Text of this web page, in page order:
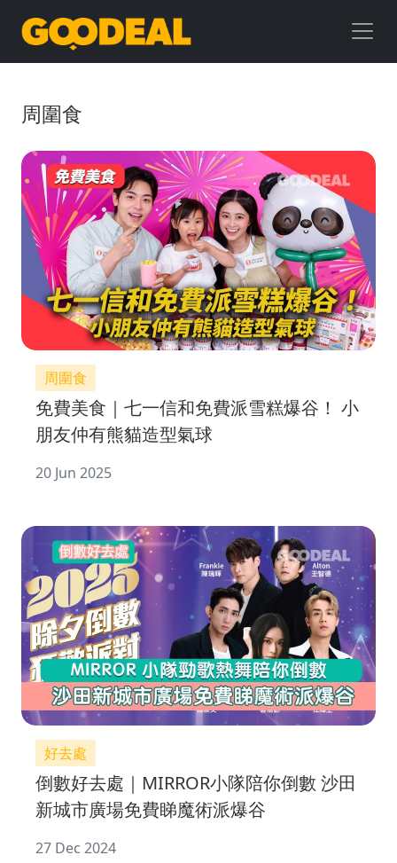
GOODEAL
早
早
鳥
周圍食
周圍食
免費美食｜七一信和免費派雪糕爆谷！ 小
朋友仲有熊貓造型氣球
20 Jun 2025
好去處
倒數好去處｜MIRROR小隊陪你倒數 沙田
新城市廣場免費睇魔術派爆谷
27 Dec 2024